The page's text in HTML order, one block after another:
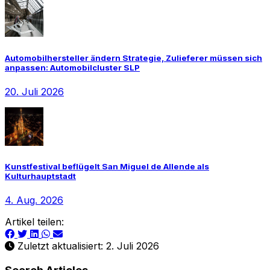
Automobilhersteller ändern Strategie, Zulieferer müssen sich
anpassen: Automobilcluster SLP
20. Juli 2026
Kunstfestival beflügelt San Miguel de Allende als
Kulturhauptstadt
4. Aug. 2026
Artikel teilen:
Zuletzt aktualisiert: 2. Juli 2026